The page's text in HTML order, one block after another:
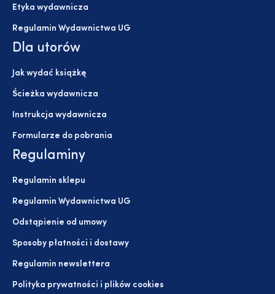
Etyka wydawnicza
Regulamin Wydawnictwa UG
Dla utorów
Jak wydać książkę
Ścieżka wydawnicza
Instrukcja wydawnicza
Formularze do pobrania
Regulaminy
Regulamin sklepu
Regulamin Wydawnictwa UG
Odstąpienie od umowy
Sposoby płatności i dostawy
Regulamin newslettera
Polityka prywatności i plików cookies